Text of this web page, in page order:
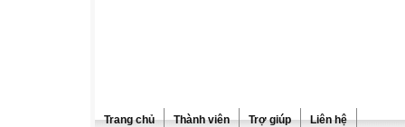
Trang chủ Thành viên Trợ giúp Liên hệ